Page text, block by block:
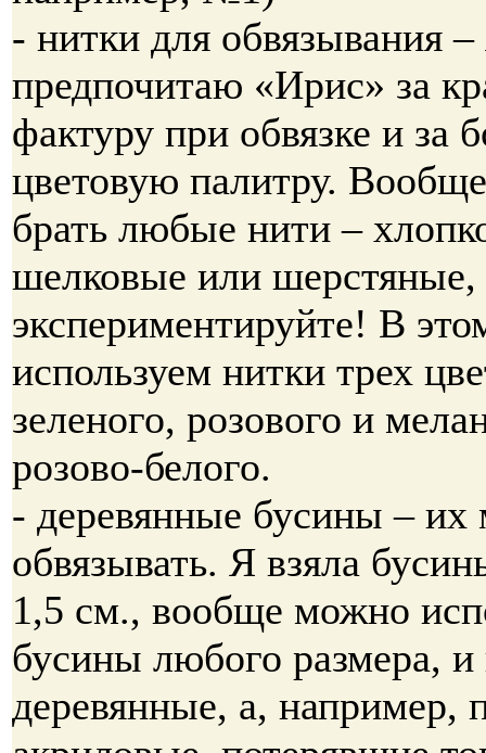
- нитки для обвязывания –
предпочитаю «Ирис» за
фактуру при обвязке и за
цветовую палитру.
брать любые нити –
шелковые или шерстяные,
экспериментируйте! В
используем нитки трех
зеленого, розового и
розово-белого.
- деревянные бусины –
обвязывать. Я взяла
1,5 см., вообще можно
бусины любого размера, и
деревянные, а, например,